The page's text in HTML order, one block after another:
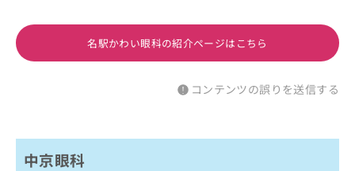
名駅かわい眼科の紹介ページはこちら
コンテンツの誤りを送信する
中京眼科